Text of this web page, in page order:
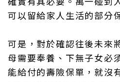
可以留給家人生活的部分
可是，對於確認往後未來
母需要奉養、下無子女必
能給付的壽險保單，就沒